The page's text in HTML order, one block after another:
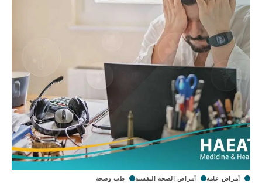
أمراض عامة أمراض الصحة النفسية طب وصحة